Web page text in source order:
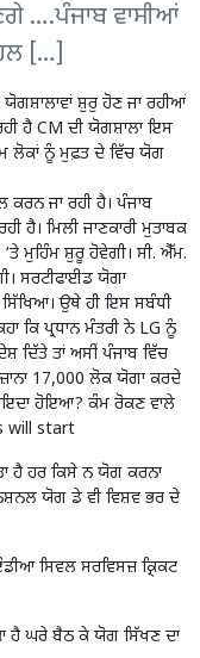
….ਪੰਜਾਬ ਵਾਸੀਆਂ
[…]
ਸ਼ੁਰੁ ਹੋਣ ਜਾ ਰਹੀਆਂ
ਹੈ CM ਦੀ ਯੋਗਸ਼ਾਲਾ ਇਸ
ਲੋਕਾਂ ਨੂੰ ਮੁਫ਼ਤ ਦੇ ਵਿੱਚ ਯੋਗ
ਜਾ ਰਹੀ ਹੈ। ਪੰਜਾਬ
ਹੈ। ਮਿਲੀ ਜਾਣਕਾਰੀ ਮੁਤਾਬਕ
ਮੁਹਿੰਮ ਸ਼ੁਰੂ ਹੋਵੇਗੀ। ਸੀ. ਐੱਮ.
ਸਰਟੀਫਾਈਡ ਯੋਗਾ
ਉਥੇ ਹੀ ਇਸ ਸਬੰਧੀ
ਕਿ ਪ੍ਰਧਾਨ ਮੰਤਰੀ ਨੇ LG ਨੂੰ
ਦਿੱਤੇ ਤਾਂ ਅਸੀਂ ਪੰਜਾਬ ਵਿੱਚ
17,000 ਲੋਕ ਯੋਗਾ ਕਰਦੇ
ਹੋਇਆ? ਕੰਮ ਰੋਕਣ ਵਾਲੇ
will start
ਹੈ ਹਰ ਕਿਸੇ ਨ ਯੋਗ ਕਰਨਾ
ਯੋਗ ਡੇ ਵੀ ਵਿਸ਼ਵ ਭਰ ਦੇ
ਸਿਵਲ ਸਰਵਿਸਜ਼ ਕ੍ਰਿਕਟ
ਹੈ ਘਰੇ ਬੈਠ ਕੇ ਯੋਗ ਸਿੱਖਣ ਦਾ